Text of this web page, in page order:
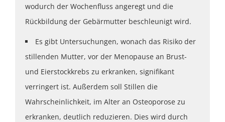
wodurch der Wochenfluss angeregt und die
Rückbildung der Gebärmutter beschleunigt wird.
Es gibt Untersuchungen, wonach das Risiko der
stillenden Mutter, vor der Menopause an Brust-
und Eierstockkrebs zu erkranken, signifikant
verringert ist. Außerdem soll Stillen die
Wahrscheinlichkeit, im Alter an Osteoporose zu
erkranken, deutlich reduzieren. Dies wird durch